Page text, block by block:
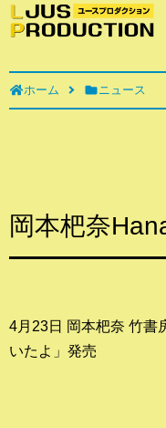
ホーム ニュース
岡本杷奈
4月23日 岡本杷奈 竹書
いたよ」発売